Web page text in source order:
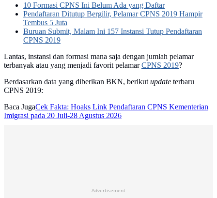
10 Formasi CPNS Ini Belum Ada yang Daftar
Pendaftaran Ditutup Bergilir, Pelamar CPNS 2019 Hampir
Tembus 5 Juta
Buruan Submit, Malam Ini 157 Instansi Tutup Pendaftaran
CPNS 2019
Lantas, instansi dan formasi mana saja dengan jumlah pelamar
terbanyak atau yang menjadi favorit pelamarCPNS 2019?
Berdasarkan data yang diberikan BKN, berikut update terbaru
CPNS 2019:
Baca JugaCek Fakta: Hoaks Link Pendaftaran CPNS Kementerian
Imigrasi pada 20 Juli-28 Agustus 2026
Advertisement